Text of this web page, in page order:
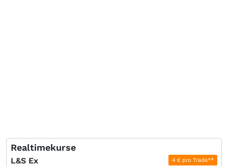
Realtimekurse
L&S Ex 4 € pro Trade**